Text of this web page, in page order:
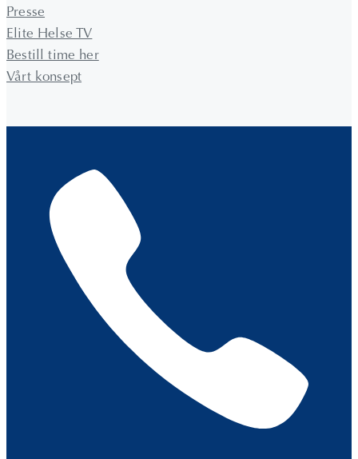
Presse
Elite Helse TV
Bestill time her
Vårt konsept